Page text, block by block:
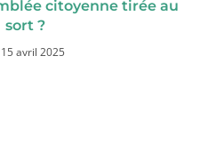
citoyenne tirée au
sort ?
15 avril 2025